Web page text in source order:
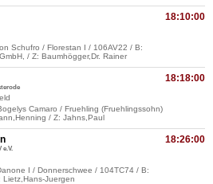
18:10:00
Schufro / Florestan I / 106AV22 / B:
/ Z: Baumhögger,Dr. Rainer
18:18:00
Camaro / Fruehling (Fruehlingssohn)
/ Z: Jahns,Paul
18:26:00
I / Donnerschwee / 104TC74 / B:
Lietz,Hans-Juergen